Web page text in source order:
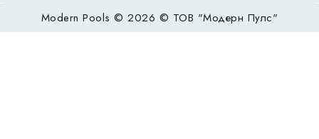
Modern Pools © 2026 © ТОВ "Модерн Пулс"